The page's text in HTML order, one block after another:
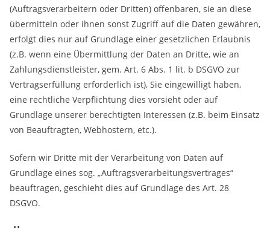
(Auftragsverarbeitern oder Dritten) offenbaren, sie an diese
übermitteln oder ihnen sonst Zugriff auf die Daten gewähren,
erfolgt dies nur auf Grundlage einer gesetzlichen Erlaubnis
(z.B. wenn eine Übermittlung der Daten an Dritte, wie an
Zahlungsdienstleister, gem. Art. 6 Abs. 1 lit. b DSGVO zur
Vertragserfüllung erforderlich ist), Sie eingewilligt haben,
eine rechtliche Verpflichtung dies vorsieht oder auf
Grundlage unserer berechtigten Interessen (z.B. beim Einsatz
von Beauftragten, Webhostern, etc.).
Sofern wir Dritte mit der Verarbeitung von Daten auf
Grundlage eines sog. „Auftragsverarbeitungsvertrages“
beauftragen, geschieht dies auf Grundlage des Art. 28
DSGVO.